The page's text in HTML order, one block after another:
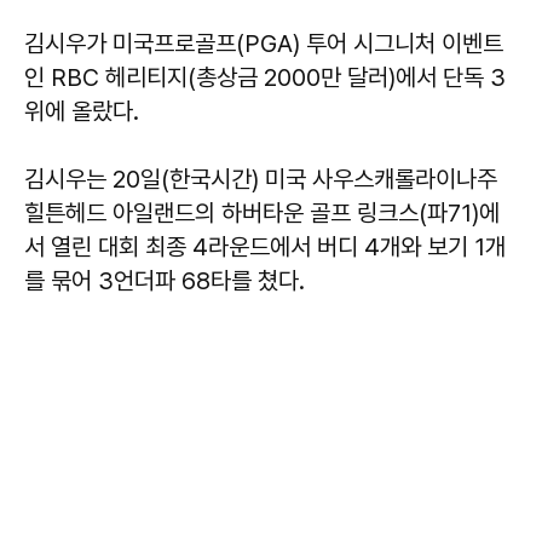
김시우가 미국프로골프(PGA) 투어 시그니처 이벤트
인 RBC 헤리티지(총상금 2000만 달러)에서 단독 3
위에 올랐다.
김시우는 20일(한국시간) 미국 사우스캐롤라이나주
힐튼헤드 아일랜드의 하버타운 골프 링크스(파71)에
서 열린 대회 최종 4라운드에서 버디 4개와 보기 1개
를 묶어 3언더파 68타를 쳤다.